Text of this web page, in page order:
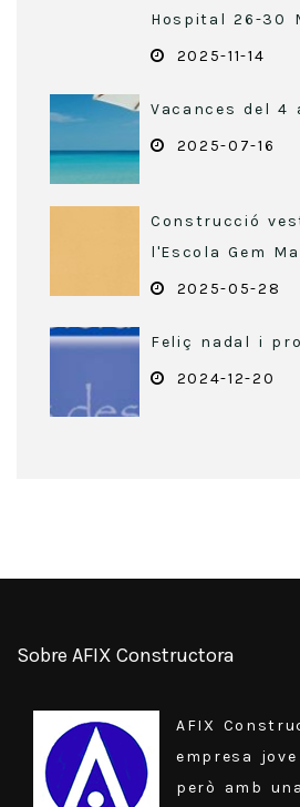
Hospital 26-30
2025-11-14
Vacances del 4
2025-07-16
Construcció
l'Escola Gem
2025-05-28
Feliç nadal i
2024-12-20
Sobre AFIX Constructora
AFIX
empresa
però amb